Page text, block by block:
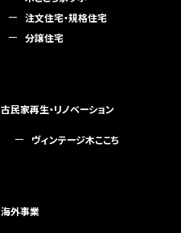
注文住宅・規格住宅
分譲住宅
古民家再生・リノベーション
ヴィンテージ木ここち
海外事業